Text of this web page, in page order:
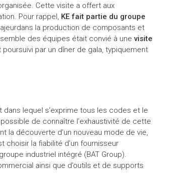
Cette visite a offert aux
Pour rappel, KE fait partie du groupe
la production de composants et
des équipes était convié à une visite
poursuivi par un dîner de gala, typiquement
lequel s’exprime tous les codes et le
de connaître l’exhaustivité de cette
la découverte d’un nouveau mode de vie,
choisir la fiabilité d’un fournisseur
industriel intégré (BAT Group).
ainsi que d’outils et de supports